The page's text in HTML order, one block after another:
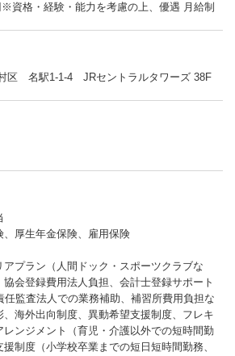
資格・経験・能力を考慮の上、優遇 月給制
区 名駅1-1-4 JRセントラルタワーズ 38F
、厚生年金保険、雇用保険
プラン（人間ドック・スポーツクラブな
協会登録費用法人負担、会計士登録サポート
任監査法人での業務補助、補習所費用負担な
、海外出向制度、異動希望支援制度、フレキ
レンジメント（育児・介護以外での短時間勤
制度（小学校卒業までの短日短時間勤務、